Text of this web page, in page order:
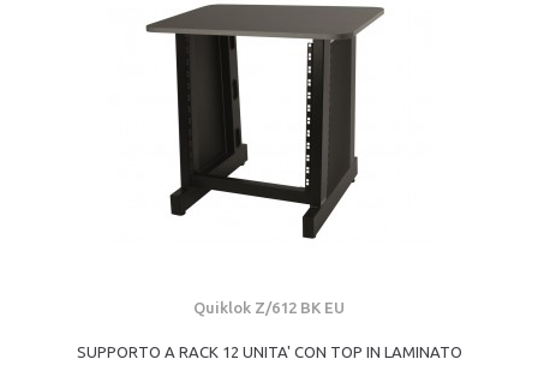
Quiklok Z/612 BK EU
SUPPORTO A RACK 12 UNITA' CON TOP IN LAMINATO